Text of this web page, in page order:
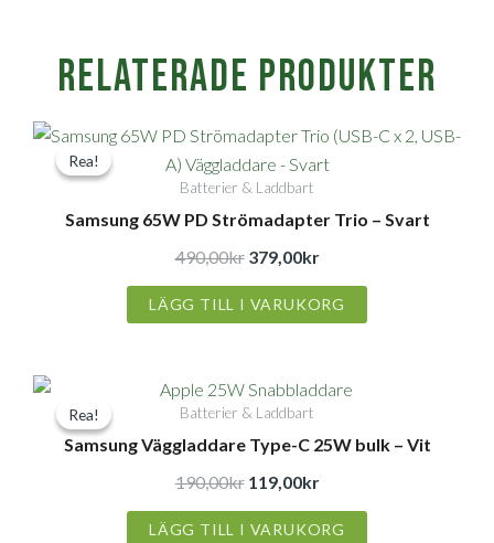
Relaterade produkter
Rea!
Rea!
Batterier & Laddbart
Samsung 65W PD Strömadapter Trio – Svart
490,00kr
Det
ursprungliga
priset
var:
490,00kr.
379,00kr
Det
nuvarande
är:
LÄGG TILL I VARUKORG
Rea!
Rea! Batterier & Laddbart
Samsung Väggladdare Type-C 25W bulk – Vit
190,00kr
Det
ursprungliga
priset
var:
119,00kr
Det
priset
LÄGG TILL I VARUKORG